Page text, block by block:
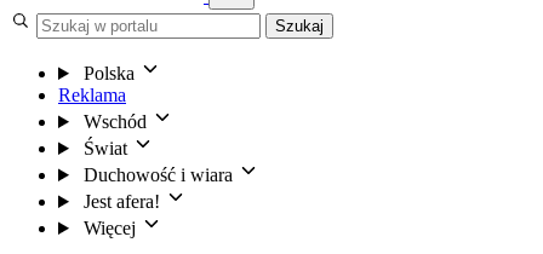
Szukaj
Polska
Reklama
Wschód
Świat
Duchowość i wiara
Jest afera!
Więcej